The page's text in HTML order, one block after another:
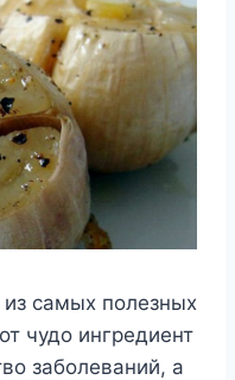
самых полезных
чудо ингредиент
заболеваний, а